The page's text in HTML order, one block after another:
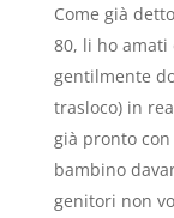
Come già
80, li ho
gentilmente
trasloco) in
già pronto
bambino
genitori non